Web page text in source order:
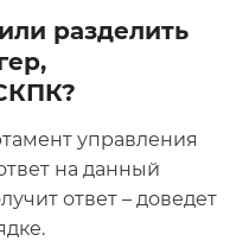
разделить
управления
на данный
ответ – доведет